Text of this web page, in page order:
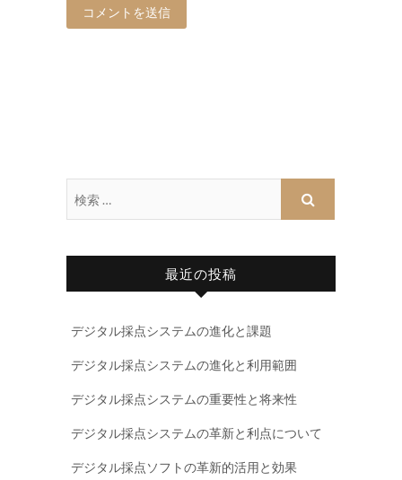
最近の投稿
デジタル採点システムの進化と課題
デジタル採点システムの進化と利用範囲
デジタル採点システムの重要性と将来性
デジタル採点システムの革新と利点について
デジタル採点ソフトの革新的活用と効果